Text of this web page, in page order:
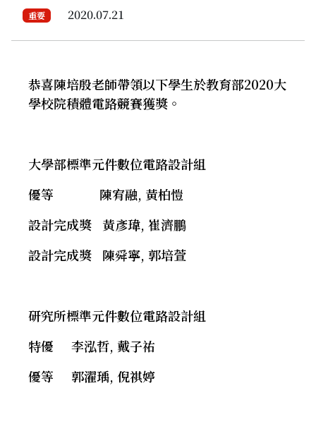
重要 2020.07.21
恭喜陳培殷老師帶領以下學生於教育部2020大
學校院積體電路競賽獲獎。
大學部標準元件數位電路設計組
優等 陳宥融, 黃柏愷
設計完成獎 黃彥瑋, 崔濟鵬
設計完成獎 陳舜寧, 郭培萱
研究所標準元件數位電路設計組
特優 李泓哲, 戴子祐
優等 郭濯瑀, 倪祺婷